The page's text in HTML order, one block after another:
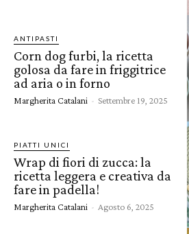
ANTIPASTI
Corn dog furbi, la ricetta
golosa da fare in friggitrice
ad aria o in forno
Margherita Catalani - Settembre 19, 2025
PIATTI UNICI
Wrap di fiori di zucca: la
ricetta leggera e creativa da
fare in padella!
Margherita Catalani - Agosto 6, 2025